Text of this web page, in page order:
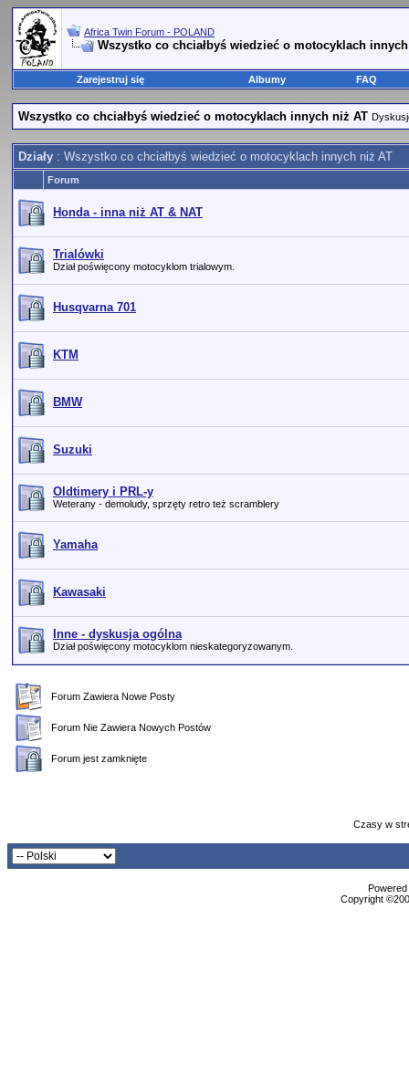
Africa Twin Forum - POLAND
Wszystko co chciałbyś wiedzieć o motocyklach
Zarejestruj się Albumy FAQ
Wszystko co chciałbyś wiedzieć o motocyklach innych niż AT
Działy : Wszystko co chciałbyś wiedzieć o motocyklach innych niż AT
Forum
Honda - inna niż AT & NAT
Trialówki
Dział poświęcony motocyklom trialowym.
Husqvarna 701
KTM
BMW
Suzuki
Oldtimery i PRL-y
Weterany - demoludy, sprzęty retro też scramblery
Yamaha
Kawasaki
Inne - dyskusja ogólna
Dział poświęcony motocyklom nieskategoryzowanym.
Forum Zawiera Nowe Posty
Forum Nie Zawiera Nowych Postów
Forum jest zamknięte
Czasy w
Copyright